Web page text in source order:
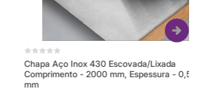
Chapa Aço Inox 430 Escovada/Lixada
Comprimento - 2000 mm, Espessura - 0,50